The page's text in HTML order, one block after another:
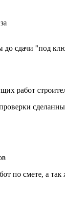
до сдачи "под
работ
по смете, а так